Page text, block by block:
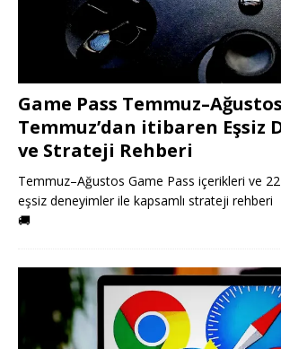
Game Pass
Temmuz’dan itibaren Eşsiz
ve Strateji Rehberi
Temmuz–Ağustos Game Pass içerikleri ve
eşsiz deneyimler ile kapsamlı strateji rehberi
🚚